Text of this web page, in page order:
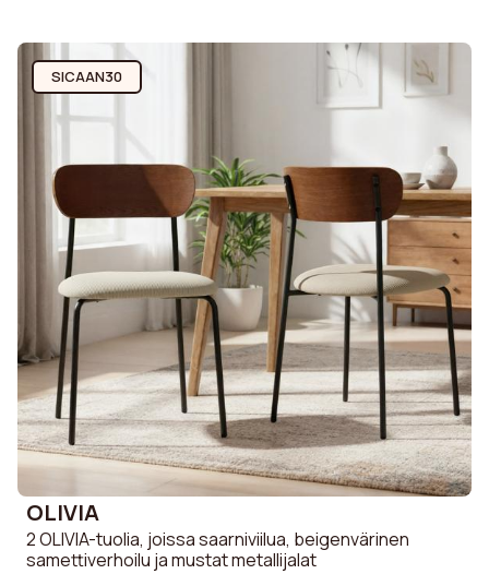
SICAAN30
OLIVIA
2 OLIVIA-tuolia, joissa saarniviilua, beigenvärinen
samettiverhoilu ja mustat metallijalat